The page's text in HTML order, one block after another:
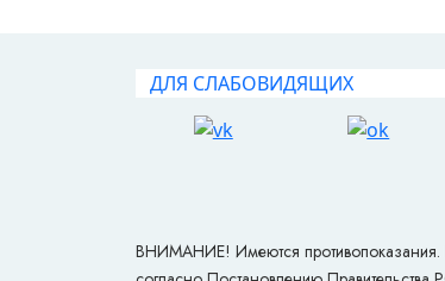
ДЛЯ СЛАБОВИДЯЩИХ
ВНИМАНИЕ! Имеются противопоказания.